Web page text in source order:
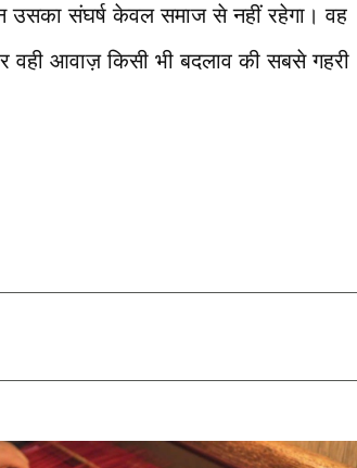
उसका संघर्ष केवल समाज से नहीं रहेगा। वह
आवाज़ किसी भी बदलाव की सबसे गहरी